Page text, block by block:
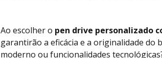
Ao escolher o pen drive personalizado
garantirão a eficácia e a originalidade do
moderno ou funcionalidades